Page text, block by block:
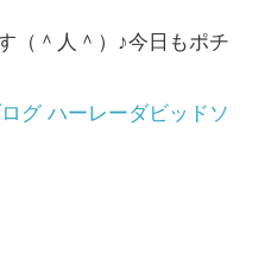
（＾人＾）♪今日もポチ